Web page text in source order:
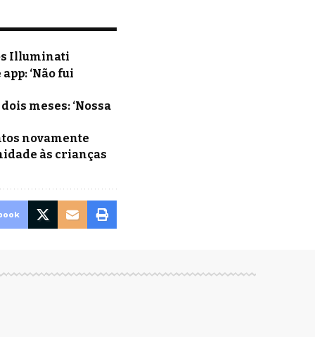
Illuminati
‘Não fui
meses: ‘Nossa
novamente
às crianças